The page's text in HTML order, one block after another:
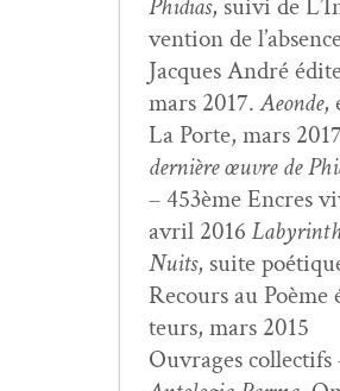
Phidias, suivi de
ven­tion de
Jacques André
mars 2017.Aeonde,
La Porte, mars 2017
dernière œuvre de
– 453ème Encres
avril 2016
Nuits, suite
Recours au
teurs, mars 2015
Ouvrages